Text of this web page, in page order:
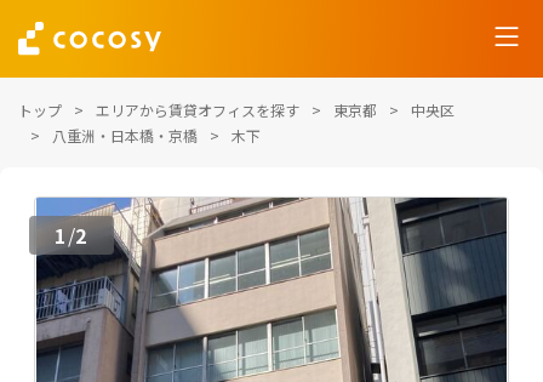
トップ エリアから賃貸オフィスを探す 東京都
中央区
八重洲・日本橋・京橋
木下
1/2